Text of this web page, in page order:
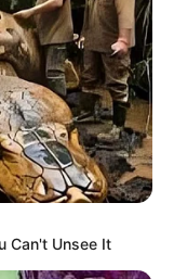
χρυσός της
και όχι σε
Ηνωμένο
από μια
Can't Unsee It